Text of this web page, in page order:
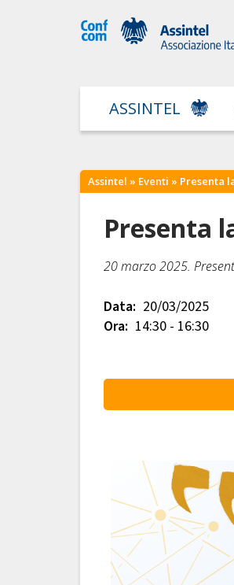
ASSINTEL
Assintel » Eventi » Presenta
Presenta
20 marzo 2025.
Data: 20/03/2025
Ora: 14:30 - 16:30